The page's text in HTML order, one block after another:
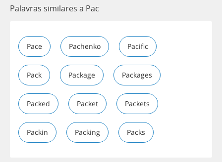
Palavras similares a Pac
Pace Pachenko Pacific
Pack Package Packages
Packed Packet Packets
Packin Packing Packs